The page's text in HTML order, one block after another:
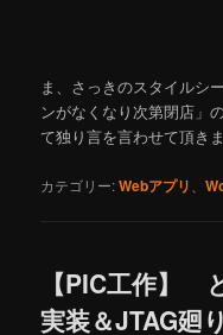
ま、さっきのスタイルシ
ンがなくなり次第閉店」
て独り言を言わせて頂き
カテゴリー:Webアプリ 、
【PIC工作】
実装＆JTAG廻